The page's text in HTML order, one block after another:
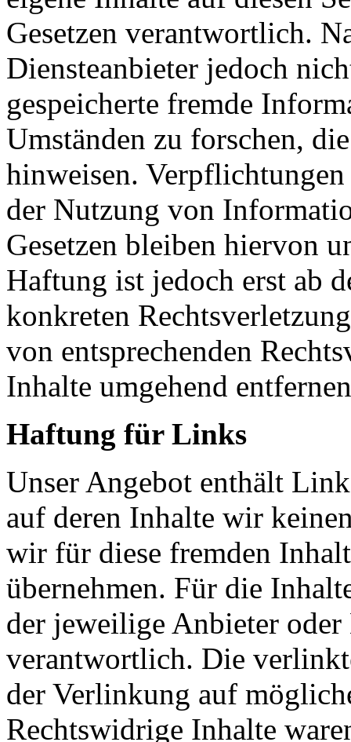
Gesetzen verantwortlich.
Diensteanbieter jedoch
gespeicherte fremde
Umständen zu forschen,
hinweisen.
der Nutzung von
Gesetzen bleiben hiervon
Haftung ist jedoch erst ab
konkreten
von entsprechenden
Inhalte umgehend
Haftung für Links
Unser Angebot enthält
auf deren Inhalte wir
wir für diese fremden
übernehmen. Für die
der jeweilige Anbieter oder
verantwortlich. Die
der Verlinkung auf
Rechtswidrige Inhalte